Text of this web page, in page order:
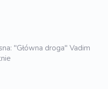
"Główna droga" Vadim